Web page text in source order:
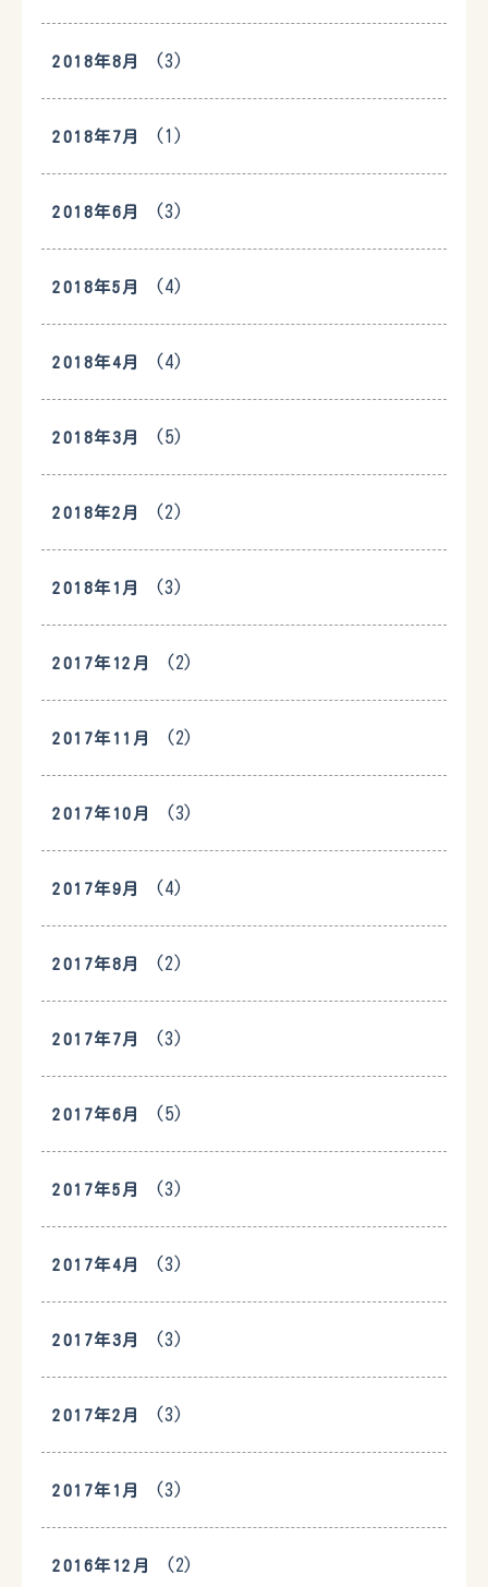
2018年8月 (3)
2018年7月 (1)
2018年6月 (3)
2018年5月 (4)
2018年4月 (4)
2018年3月 (5)
2018年2月 (2)
2018年1月 (3)
2017年12月 (2)
2017年11月 (2)
2017年10月 (3)
2017年9月 (4)
2017年8月 (2)
2017年7月 (3)
2017年6月 (5)
2017年5月 (3)
2017年4月 (3)
2017年3月 (3)
2017年2月 (3)
2017年1月 (3)
2016年12月 (2)